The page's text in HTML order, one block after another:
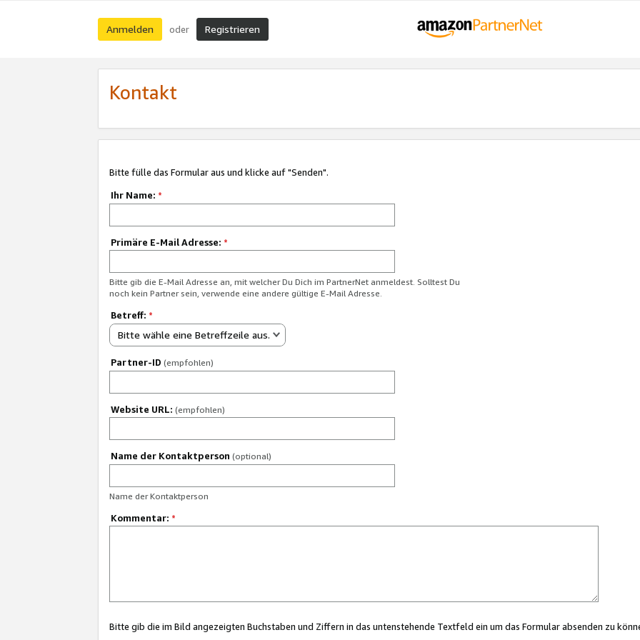
Anmelden oder Registrieren
Kontakt
Bitte fülle das Formular aus und klicke auf "Senden".
Ihr Name: *
Primäre E-Mail Adresse: *
Bitte gib die E-Mail Adresse an, mit welcher Du Dich im PartnerNet anmeldest. Solltest Du
noch kein Partner sein, verwende eine andere gültige E-Mail Adresse.
Betreff: *
Bitte wähle eine Betreffzeile aus.
Partner-ID (empfohlen)
Website URL: (empfohlen)
Name der Kontaktperson (optional)
Name der Kontaktperson
Kommentar: *
Bitte gib die im Bild angezeigten Buchstaben und Ziffern in das untenstehende Textfeld ein um das Formular absenden zu